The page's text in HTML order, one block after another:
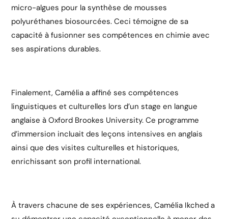
micro-algues pour la synthèse de mousses
polyuréthanes biosourcées. Ceci témoigne de sa
capacité à fusionner ses compétences en chimie avec
ses aspirations durables.
Finalement, Camélia a affiné ses compétences
linguistiques et culturelles lors d’un stage en langue
anglaise à Oxford Brookes University. Ce programme
d’immersion incluait des leçons intensives en anglais
ainsi que des visites culturelles et historiques,
enrichissant son profil international.
À travers chacune de ses expériences, Camélia Ikched a